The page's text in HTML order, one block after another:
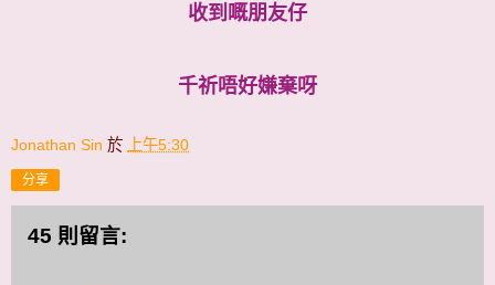
收到嘅朋友仔
千祈唔好嫌棄呀
Jonathan Sin 於 上午5:30
分享
45 則留言: